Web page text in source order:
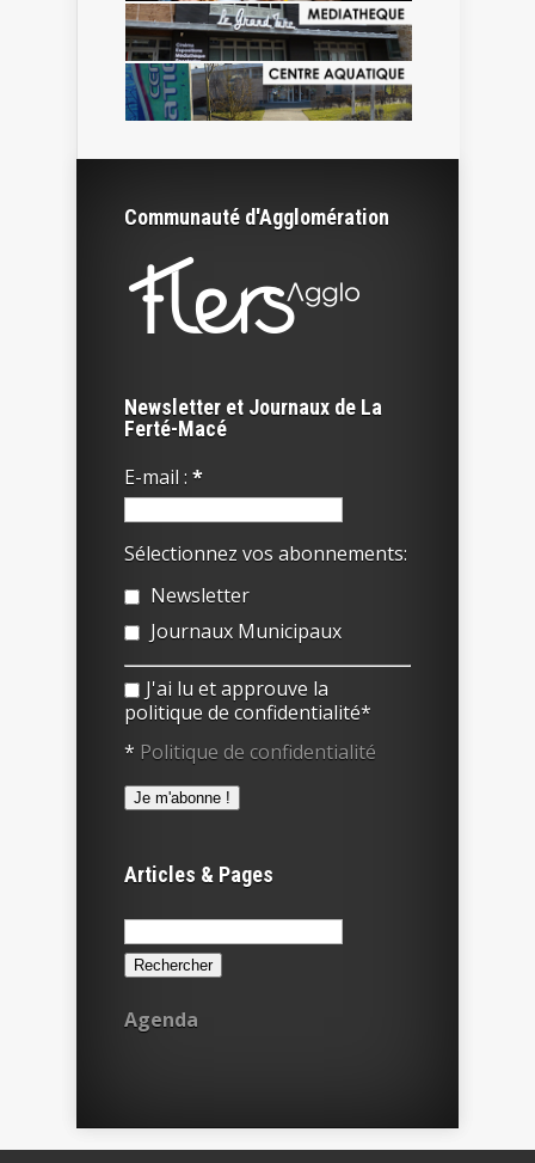
Communauté d'Agglomération
Newsletter et Journaux de La
Ferté-Macé
E-mail : *
Sélectionnez vos abonnements:
Newsletter
Journaux Municipaux
J'ai lu et approuve la
politique de confidentialité*
* Politique de confidentialité
Articles & Pages
Rechercher :
Agenda